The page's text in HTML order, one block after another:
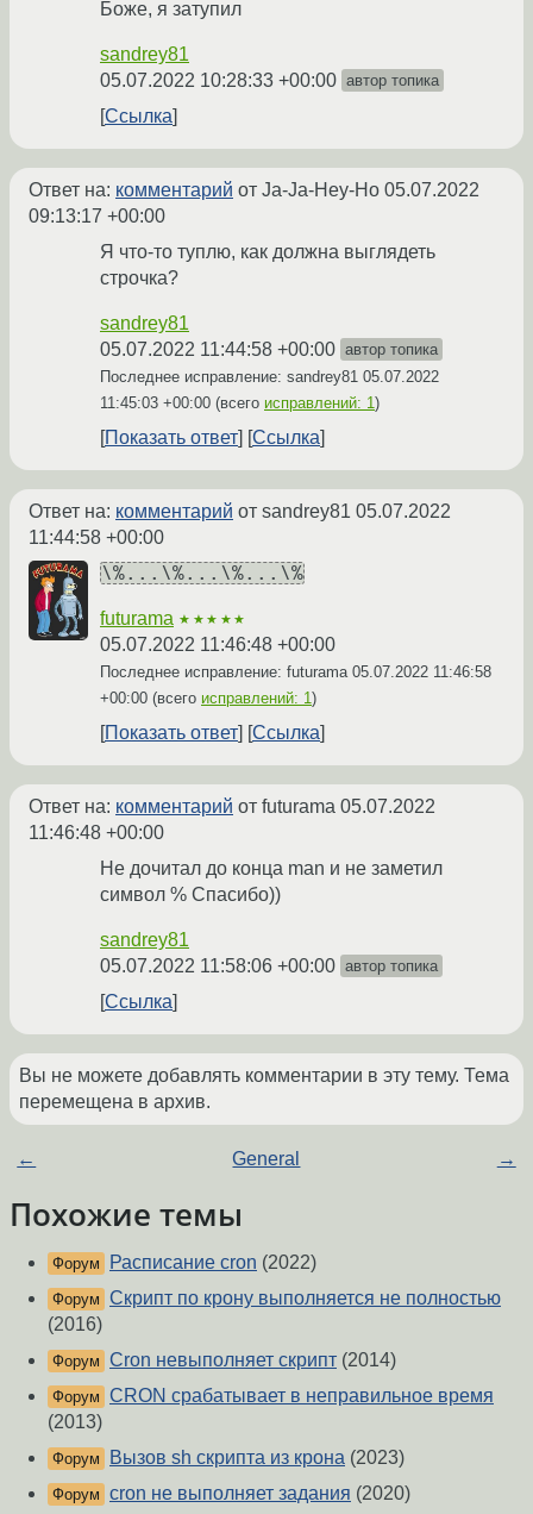
Боже, я затупил
sandrey81
05.07.2022 10:28:33 +00:00 автор топика
Ссылка
Ответ на: комментарий от Ja-Ja-Hey-Ho 05.07.2022
09:13:17 +00:00
Я что-то туплю, как должна выглядеть
строчка?
sandrey81
05.07.2022 11:44:58 +00:00 автор топика
Последнее исправление: sandrey81 05.07.2022
11:45:03 +00:00 (всего исправлений: 1)
Показать ответ Ссылка
Ответ на: комментарий от sandrey81 05.07.2022
11:44:58 +00:00
\%...\%...\%...\%
futurama ★★★★★
05.07.2022 11:46:48 +00:00
Последнее исправление: futurama 05.07.2022 11:46:58
+00:00 (всего исправлений: 1)
Показать ответ Ссылка
Ответ на: комментарий от futurama 05.07.2022
11:46:48 +00:00
Не дочитал до конца man и не заметил
символ % Спасибо))
sandrey81
05.07.2022 11:58:06 +00:00 автор топика
Ссылка
Вы не можете добавлять комментарии в эту тему. Тема
перемещена в архив.
← General →
Похожие темы
Форум Расписание cron (2022)
Форум Скрипт по крону выполняется не полностью
(2016)
Форум Cron невыполняет скрипт (2014)
Форум CRON срабатывает в неправильное время
(2013)
Форум Вызов sh скрипта из крона (2023)
Форум cron не выполняет задания (2020)